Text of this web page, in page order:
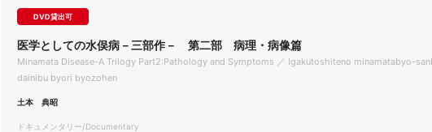
DVD貸出可
医学としての水俣病－三部作－ 第二部 病理・病像篇
Minamata Disease-A Trilogy Part2:Pathology and Symptoms ／ Igakutoshiteno minamatabyo-
dainibu byori byozohen
土本 典昭
ドキュメンタリー/Documentary